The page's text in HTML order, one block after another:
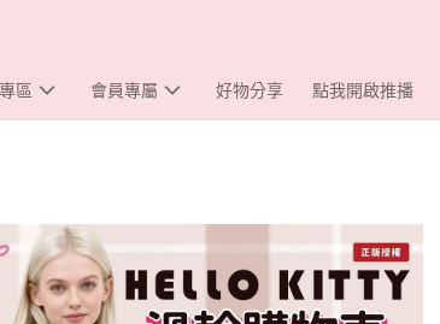
區 會員專屬 好物分享 點我開啟推播